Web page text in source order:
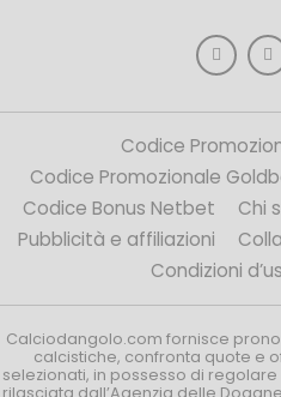
Codice
Codice Promozionale
Codice Bonus Netbet
Chi
Pubblicità e affiliazioni
Condizioni
Calciodangolo.com fornisce
calcistiche, confronta quote e
selezionati, in possesso di